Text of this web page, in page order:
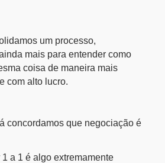
um processo,
mais para entender como
coisa de maneira mais
com alto lucro.
concordamos que negociação é
a 1 é algo extremamente